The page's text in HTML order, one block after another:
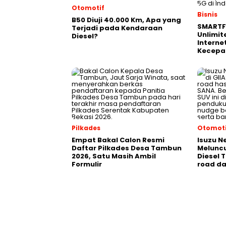
Otomotif
B50 Diuji 40.000 Km, Apa yang
Terjadi pada Kendaraan
Diesel?
Bisnis
Pilkades
Empat Bakal Calon Resmi
Daftar Pilkades Desa Tambun
2026, Satu Masih Ambil
Formulir
Isuzu
Diesel
road